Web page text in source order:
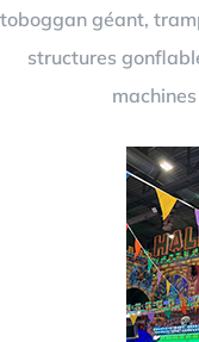
toboggan géant,
structures